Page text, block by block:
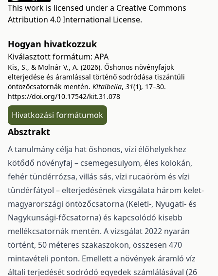
This work is licensed under a Creative Commons
Attribution 4.0 International License.
Hogyan hivatkozzuk
Kiválasztott formátum: APA
Kis, S., & Molnár V., A. (2026). Őshonos növényfajok
elterjedése és áramlással történő sodródása tiszántúli
öntözőcsatornák mentén. Kitaibelia, 31(1), 17–30.
https://doi.org/10.17542/kit.31.078
Hivatkozási formátumok
Absztrakt
A tanulmány célja hat őshonos, vízi élőhelyekhez
kötődő növényfaj – csemegesulyom, éles kolokán,
fehér tündérrózsa, villás sás, vízi rucaöröm és vízi
tündérfátyol – elterjedésének vizsgálata három kelet-
magyarországi öntözőcsatorna (Keleti-, Nyugati- és
Nagykunsági-főcsatorna) és kapcsoló­dó kisebb
mellékcsatornák mentén. A vizsgálat 2022 nyarán
történt, 50 méteres szakaszokon, összesen 470
mintavételi ponton. Emellett a növények áramló víz
általi terjedését sodródó egyedek számlálásá­val (26